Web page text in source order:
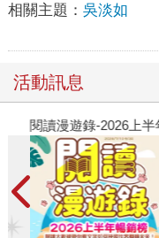
相關主題： 吳淡如
活動訊息
閱讀漫遊錄-2026上半